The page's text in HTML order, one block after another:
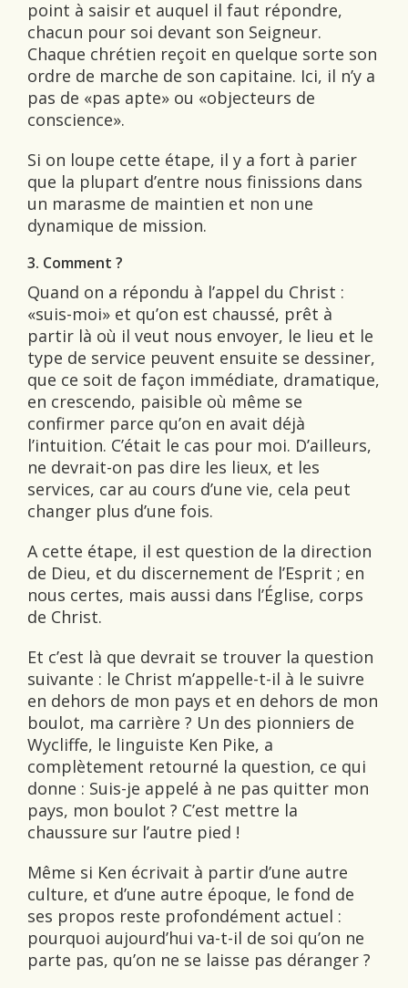
point à saisir et auquel il faut répondre,
chacun pour soi devant son Seigneur.
Chaque chrétien reçoit en quelque sorte son
ordre de marche de son capitaine. Ici, il n’y a
pas de «pas apte» ou «objecteurs de
conscience».
Si on loupe cette étape, il y a fort à parier
que la plupart d’entre nous finissions dans
un marasme de maintien et non une
dynamique de mission.
3. Comment ?
Quand on a répondu à l’appel du Christ :
«suis-moi» et qu’on est chaussé, prêt à
partir là où il veut nous envoyer, le lieu et le
type de service peuvent ensuite se dessiner,
que ce soit de façon immédiate, dramatique,
en crescendo, paisible où même se
confirmer parce qu’on en avait déjà
l’intuition. C’était le cas pour moi. D’ailleurs,
ne devrait-on pas dire les lieux, et les
services, car au cours d’une vie, cela peut
changer plus d’une fois.
A cette étape, il est question de la direction
de Dieu, et du discernement de l’Esprit ; en
nous certes, mais aussi dans l’Église, corps
de Christ.
Et c’est là que devrait se trouver la question
suivante : le Christ m’appelle-t-il à le suivre
en dehors de mon pays et en dehors de mon
boulot, ma carrière ? Un des pionniers de
Wycliffe, le linguiste Ken Pike, a
complètement retourné la question, ce qui
donne : Suis-je appelé à ne pas quitter mon
pays, mon boulot ? C’est mettre la
chaussure sur l’autre pied !
Même si Ken écrivait à partir d’une autre
culture, et d’une autre époque, le fond de
ses propos reste profondément actuel :
pourquoi aujourd’hui va-t-il de soi qu’on ne
parte pas, qu’on ne se laisse pas déranger ?